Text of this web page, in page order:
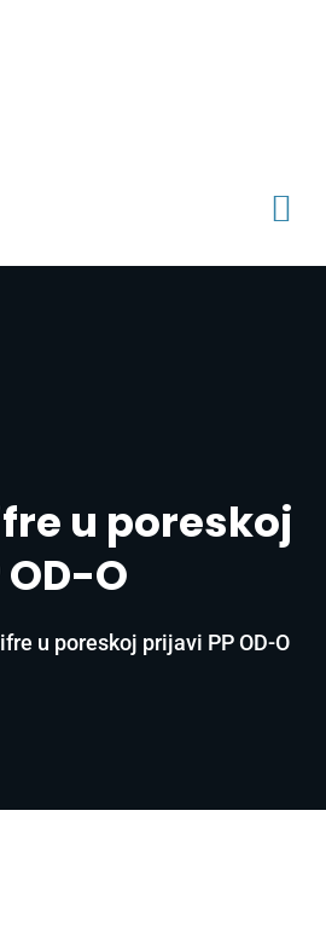
u poreskoj
O
u poreskoj prijavi PP OD-O